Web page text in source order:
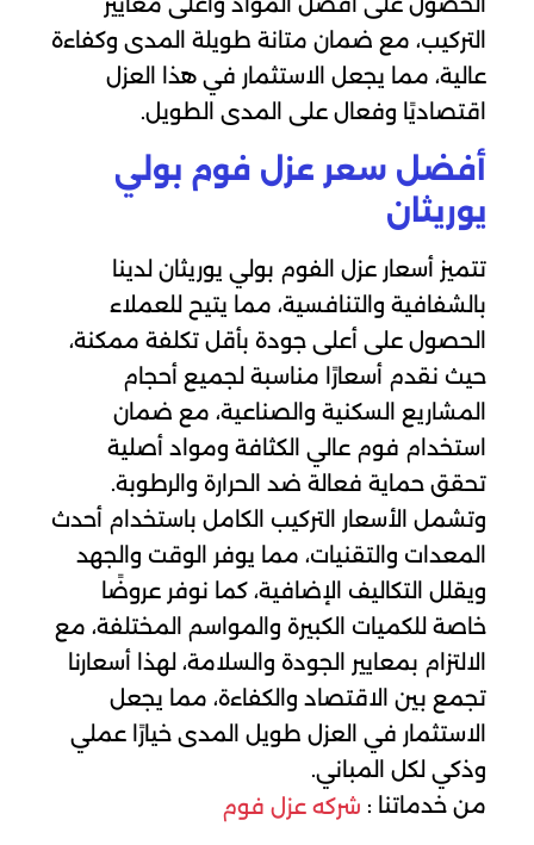
التركيب، مع ضمان متانة طويلة المدى وكفاءة
عالية، مما يجعل الاستثمار في هذا العزل
اقتصاديًا وفعال على المدى الطويل.
أفضل سعر عزل فوم بولي
يوريثان
تتميز أسعار عزل الفوم بولي يوريثان لدينا
بالشفافية والتنافسية، مما يتيح للعملاء
الحصول على أعلى جودة بأقل تكلفة ممكنة،
حيث نقدم أسعارًا مناسبة لجميع أحجام
المشاريع السكنية والصناعية، مع ضمان
استخدام فوم عالي الكثافة ومواد أصلية
تحقق حماية فعالة ضد الحرارة والرطوبة.
وتشمل الأسعار التركيب الكامل باستخدام أحدث
المعدات والتقنيات، مما يوفر الوقت والجهد
ويقلل التكاليف الإضافية، كما نوفر عروضًا
خاصة للكميات الكبيرة والمواسم المختلفة، مع
الالتزام بمعايير الجودة والسلامة، لهذا أسعارنا
تجمع بين الاقتصاد والكفاءة، مما يجعل
الاستثمار في العزل طويل المدى خيارًا عملي
وذكي لكل المباني.
من خدماتنا : شركه عزل فوم